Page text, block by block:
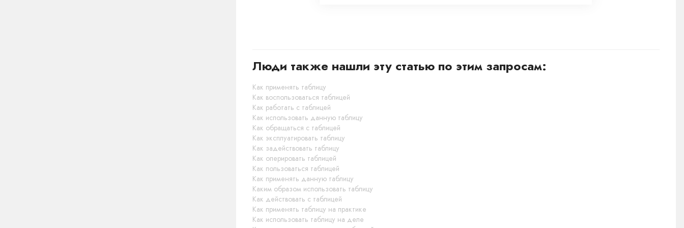
Люди также нашли эту статью по этим запросам:
Как применять таблицу
Как воспользоваться таблицей
Как работать с таблицей
Как использовать данную таблицу
Как обращаться с таблицей
Как эксплуатировать таблицу
Как задействовать таблицу
Как оперировать таблицей
Как пользоваться таблицей
Как применять данную таблицу
Каким образом использовать таблицу
Как действовать с таблицей
Как применять таблицу на практике
Как использовать таблицу на деле